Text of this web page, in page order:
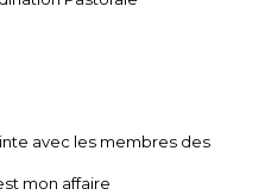
avec les membres des
mon affaire